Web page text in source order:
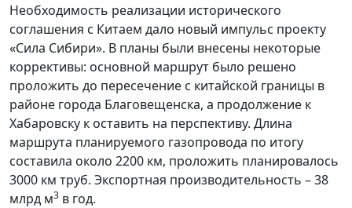
Необходимость реализации исторического
соглашения с Китаем дало новый импульс проекту
«Сила Сибири». В планы были внесены некоторые
коррективы: основной маршрут было решено
проложить до пересечение с китайской границы в
районе города Благовещенска, а продолжение к
Хабаровску к оставить на перспективу. Длина
маршрута планируемого газопровода по итогу
составила около 2200 км, проложить планировалось
3000 км труб. Экспортная производительность – 38
млрд м3 в год.